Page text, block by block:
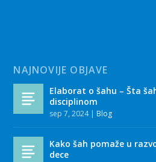
NAJNOVIJE OBJAVE
Elaborat o šahu – Šta
disciplinom
sep 7, 2024| Blog
Kako šah pomaže u
dece